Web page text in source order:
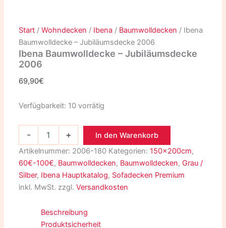
Start /Wohndecken / Ibena / Baumwolldecken / Ibena
Baumwolldecke – Jubiläumsdecke 2006
Ibena Baumwolldecke – Jubiläumsdecke
2006
69,90€
Verfügbarkeit: 10 vorrätig
- +
In den Warenkorb
Artikelnummer: 2006-180 Kategorien:150x200cm,
60€-100€, Baumwolldecken, Baumwolldecken, Grau /
Silber, Ibena Hauptkatalog, Sofadecken Premium
inkl. MwSt. zzgl.Versandkosten
Beschreibung
Produktsicherheit